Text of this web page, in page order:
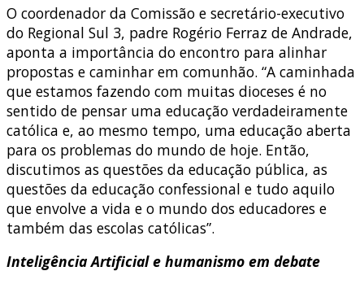
O coordenador da Comissão e secretário-executivo
do Regional Sul 3, padre Rogério Ferraz de Andrade,
aponta a importância do encontro para alinhar
propostas e caminhar em comunhão. “A caminhada
que estamos fazendo com muitas dioceses é no
sentido de pensar uma educação verdadeiramente
católica e, ao mesmo tempo, uma educação aberta
para os problemas do mundo de hoje. Então,
discutimos as questões da educação pública, as
questões da educação confessional e tudo aquilo
que envolve a vida e o mundo dos educadores e
também das escolas católicas”.
Inteligência Artificial e humanismo em debate